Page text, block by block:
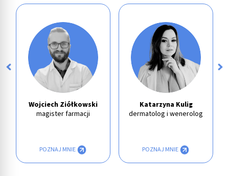
Wojciech Ziółkowski
magister farmacji
POZNAJ MNIE
Katarzyna Kulig
dermatolog i wenerolog
POZNAJ MNIE